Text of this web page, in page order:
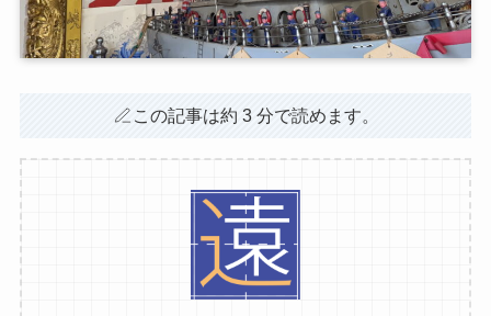
この記事は約 3 分で読めます。